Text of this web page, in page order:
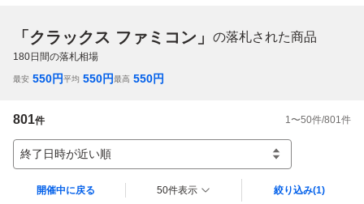
「クラックス ファミコン」 の落札された商品
180日間の落札相場
最安 550円平均 550円最高 550円
801件 1 〜50件/801 件
終了日時が近い順
開催中に戻る 50件表示 絞り込み(1)